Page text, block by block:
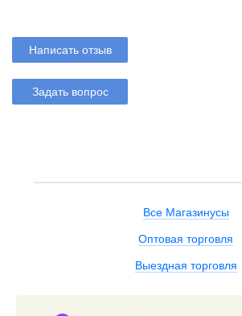
Написать отзыв
Задать вопрос
Все Магазинусы
Оптовая торговля
Выездная торговля